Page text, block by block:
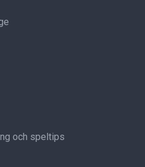
och speltips